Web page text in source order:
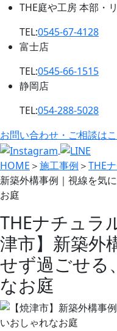
THE庭や工房 本部・
TEL:0545-67-4128
富士店
TEL:0545-66-1515
静岡店
TEL:054-288-5028
お問い合わせ・ご相談は
HOME ＞施工事例 ＞THE
新築外構事例｜視線を気
お庭
THEナチュラ
津市】新築外
せず過ごせる
なお庭